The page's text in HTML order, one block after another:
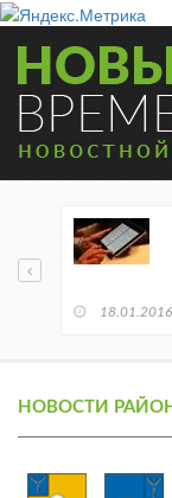
18.01.2016
НОВОСТИ